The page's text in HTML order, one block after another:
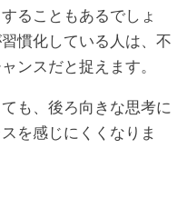
ることもあるでしょ
慣化している人は、不
ンスだと捉えます。
も、後ろ向きな思考に
を感じにくくなりま